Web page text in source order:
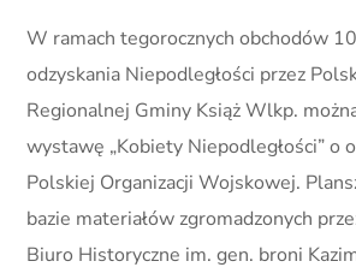
W ramach tegorocznych obchodów
odzyskania Niepodległości przez
Regionalnej Gminy Książ Wlkp.
wystawę „Kobiety Niepodległości” o
Polskiej Organizacji Wojskowej.
bazie materiałów zgromadzonych
Biuro Historyczne im. gen. broni